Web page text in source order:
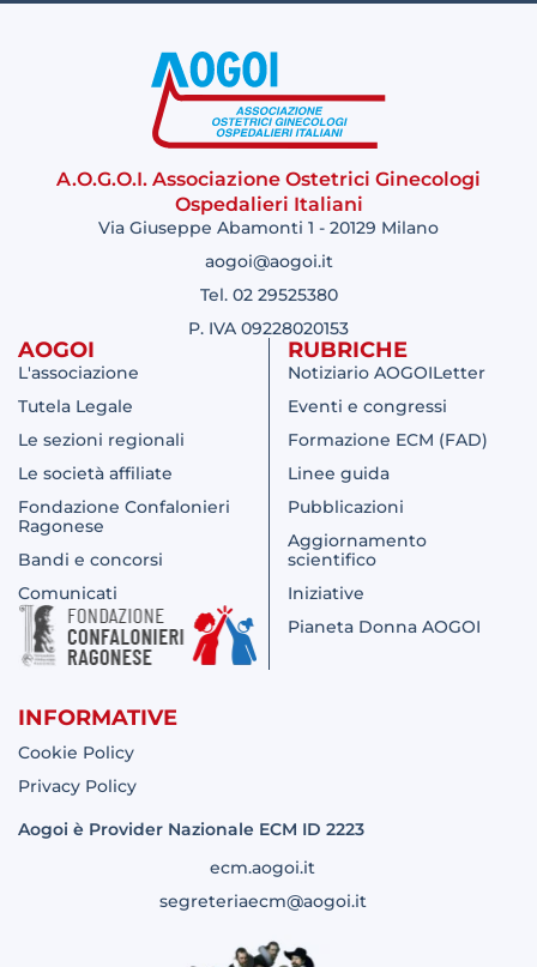
A.O.G.O.I. Associazione Ostetrici Ginecologi
Ospedalieri Italiani
Via Giuseppe Abamonti 1 - 20129 Milano
aogoi@aogoi.it
Tel. 02 29525380
P. IVA 09228020153
AOGOI
L'associazione
Tutela Legale
Le sezioni regionali
Le società affiliate
Fondazione Confalonieri
Ragonese
Bandi e concorsi
Comunicati
RUBRICHE
Notiziario AOGOILetter
Eventi e congressi
Formazione ECM (FAD)
Linee guida
Pubblicazioni
Aggiornamento
scientifico
Iniziative
Pianeta Donna AOGOI
INFORMATIVE
Cookie Policy
Privacy Policy
Aogoi è Provider Nazionale ECM ID 2223
ecm.aogoi.it
segreteriaecm@aogoi.it